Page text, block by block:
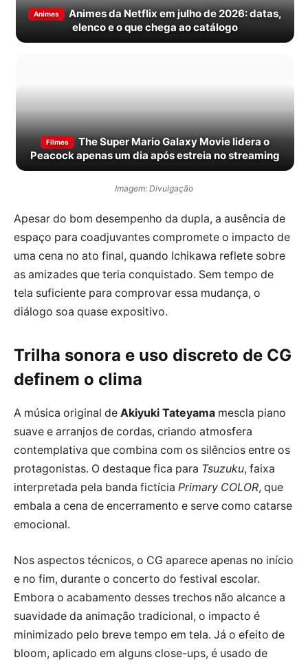
Animes
Animes da Netflix em julho de 2026: datas,
elenco e o que chega ao catálogo
Filmes
The Super Mario Galaxy Movie lidera o
Peacock apenas um dia após estreia no streaming
Imagem: Divulgação
Apesar do bom desempenho da dupla, a ausência de
espaço para coadjuvantes compromete o impacto de
uma cena no ato final, quando Ichikawa reflete sobre
as amizades que teria conquistado. Sem tempo de
tela suficiente para comprovar essa mudança, o
diálogo soa quase expositivo.
Trilha sonora e uso discreto de CG
definem o clima
A música original de Akiyuki Tateyama mescla piano
suave e arranjos de cordas, criando atmosfera
contemplativa que combina com os silêncios entre os
protagonistas. O destaque fica para Tsuzuku, faixa
interpretada pela banda fictícia Primary COLOR, que
embala a cena de encerramento e serve como catarse
emocional.
Nos aspectos técnicos, o CG aparece apenas no início
e no fim, durante o concerto do festival escolar.
Embora o acabamento desses trechos não alcance a
suavidade da animação tradicional, o impacto é
minimizado pelo breve tempo em tela. Já o efeito de
bloom, aplicado em alguns close-ups, é usado de